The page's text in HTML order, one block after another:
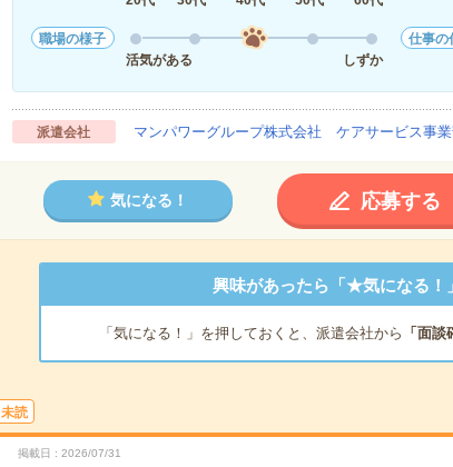
職場の様子
活気がある
しずか
仕事の
派遣会社 マンパワーグループ株式会社 ケアサービス事
気になる！ 応募する
興味があったら「★気になる！
「気になる！」を押しておくと、派遣会社から 「面談
未読
掲載日 2026/07/31